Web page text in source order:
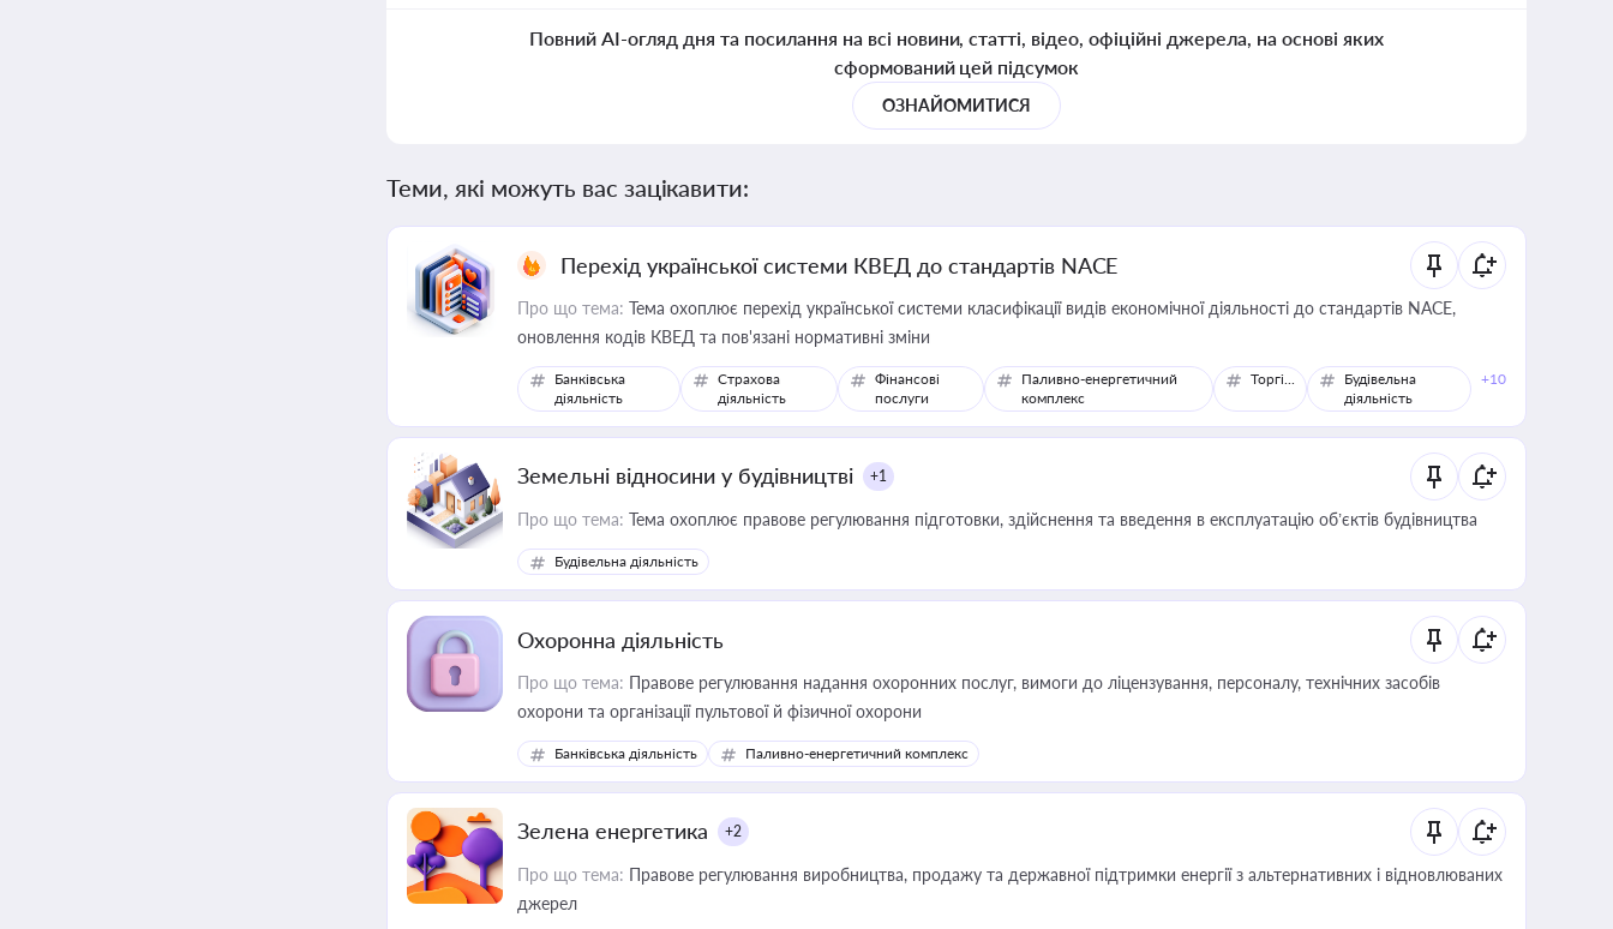
Повний AI-огляд дня та посилання на всі новини, статті, відео, офіційні джерела, на основі яких
сформований цей підсумок
ОЗНАЙОМИТИСЯ
Теми, які можуть вас зацікавити:
Перехід української системи КВЕД до стандартів NACE
Про що тема: Тема охоплює перехід української системи класифікації видів економічної діяльності до стандартів NACE,
оновлення кодів КВЕД та пов'язані нормативні зміни
Банківська
діяльність
Страхова
діяльність
Фінансові
послуги
Паливно-енергетичний
комплекс
Торгівля
Будівельна
діяльність
+10
Земельні відносини у будівництві +1
Про що тема: Тема охоплює правове регулювання підготовки, здійснення та введення в експлуатацію об’єктів будівництва
Будівельна діяльність
Охоронна діяльність
Про що тема: Правове регулювання надання охоронних послуг, вимоги до ліцензування, персоналу, технічних засобів
охорони та організації пультової й фізичної охорони
Банківська діяльність Паливно-енергетичний комплекс
Зелена енергетика +2
Про що тема: Правове регулювання виробництва, продажу та державної підтримки енергії з альтернативних і відновлюваних
джерел